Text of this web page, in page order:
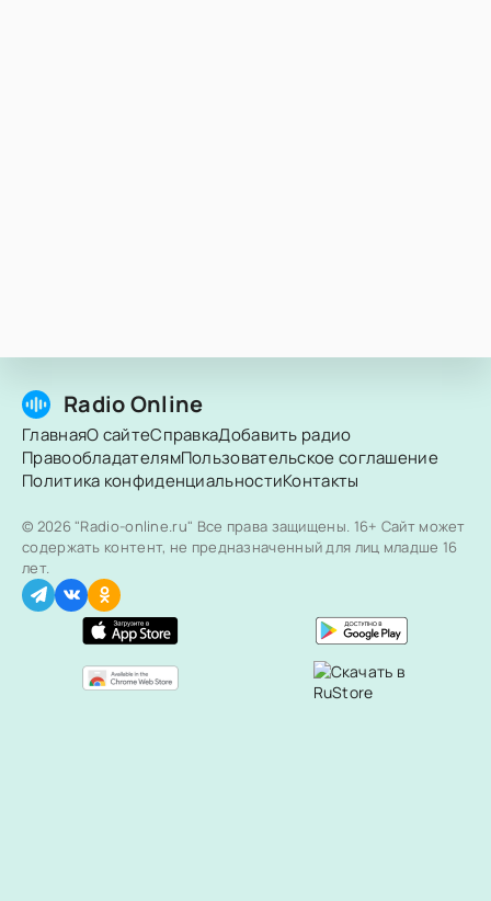
Radio Online
ГлавнаяО сайтеСправкаДобавить радио
ПравообладателямПользовательское соглашение
Политика конфиденциальностиКонтакты
© 2026 "Radio-online.ru" Все права защищены. 16+ Сайт может
содержать контент, не предназначенный для лиц младше 16
лет.